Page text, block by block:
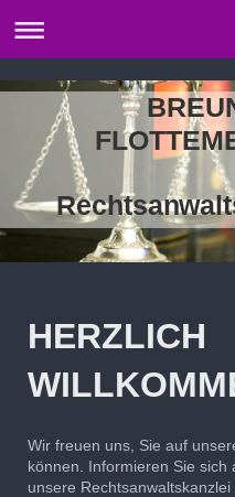
HERZLICH
Wir freuen uns, Sie auf
können. Informieren Sie
unsere